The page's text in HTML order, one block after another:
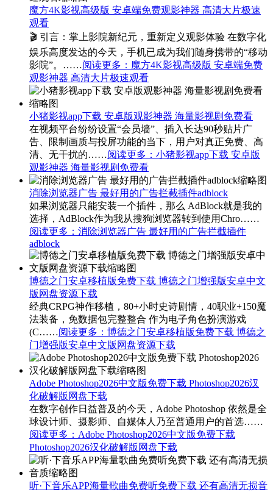
魔方4K影视高级版 安卓端免费观影神器 高清大片极速
观看
🎬 引言：掌上影院新纪元，重新定义观影体验 在数字化
娱乐高度发达的今天，手机已成为我们随身携带的“移动
影院”。……阅读更多 ：魔方4K影视高级版 安卓端免费
观影神器 高清大片极速观看
小猪影视app下载 安卓版观影神器 海量影视剧免费看
在视频平台纷纷设置“会员墙”、插入长达90秒贴片广
告、限制画质与投屏功能的当下，用户对真正免费、高
清、无干扰的……阅读更多 ：小猪影视app下载 安卓版
观影神器 海量影视剧免费看
消除浏览器广告 最好用的广告拦截插件adblock
如果浏览器只能安装一个插件，那么 AdBlock就是我的
选择，AdBlock作为我从搜狗浏览器转到使用Chro……
阅读更多 ：消除浏览器广告 最好用的广告拦截插件
adblock
博德之门安卓移植版免费下载 博德之门增强版安卓中文
版网盘资源下载
经典CRPG神作移植，80+小时史诗剧情，40职业+150魔
法装备，免数据包完整整合 作为电子角色扮演游戏
(C……阅读更多 ：博德之门安卓移植版免费下载 博德之
门增强版安卓中文版网盘资源下载
Adobe Photoshop2026中文版免费下载 Photoshop2026汉
化破解版网盘下载
在数字创作日益普及的今天，Adobe Photoshop 依然是全
球设计师、摄影师、自媒体人乃至普通用户的首选……
阅读更多 ：Adobe Photoshop2026中文版免费下载
Photoshop2026汉化破解版网盘下载
听·下音乐APP海量歌曲免费听免费下载 还有高清无损音